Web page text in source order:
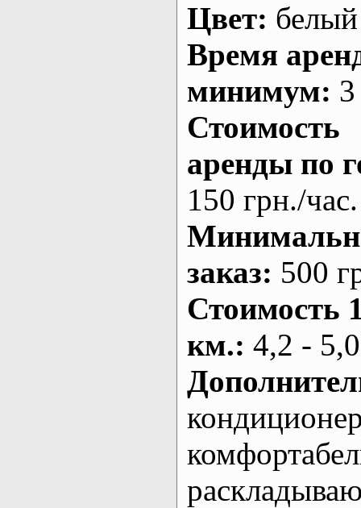
Цвет: белый
Время
минимум:
Стоимость
аренды по
150 грн./час.
заказ: 500
Стоимость
км.: 4,2 -